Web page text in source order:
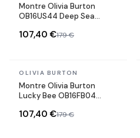
Montre Olivia Burton
OB16US44 Deep Sea
Rose
107,40 €179 €
En stock
OLIVIA BURTON
Montre Olivia Burton
Lucky Bee OB16FB04
107,40 €179 €